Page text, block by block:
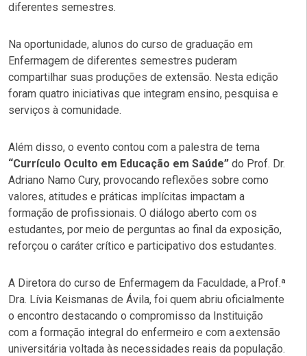
diferentes semestres.
Na oportunidade, alunos do curso de graduação em
Enfermagem de diferentes semestres puderam
compartilhar suas produções de extensão. Nesta edição
foram quatro iniciativas que integram ensino, pesquisa e
serviços à comunidade.
Além disso, o evento contou com a palestra de tema
“Currículo Oculto em Educação em Saúde” do Prof. Dr.
Adriano Namo Cury, provocando reflexões sobre como
valores, atitudes e práticas implícitas impactam a
formação de profissionais. O diálogo aberto com os
estudantes, por meio de perguntas ao final da exposição,
reforçou o caráter crítico e participativo dos estudantes.
A Diretora do curso de Enfermagem da Faculdade, a Prof.ª
Dra. Lívia Keismanas de Ávila, foi quem abriu oficialmente
o encontro destacando o compromisso da Instituição
com a formação integral do enfermeiro e com a extensão
universitária voltada às necessidades reais da população.